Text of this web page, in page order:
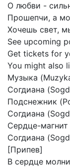
О любви -
Прошепчи, а
Хочешь свет,
See upcoming
Get tickets for
You might also
Музыка
Согдиана
Подснежник
Согдиана
Сердце-магнит
Согдиана
[Припев]
В сердце